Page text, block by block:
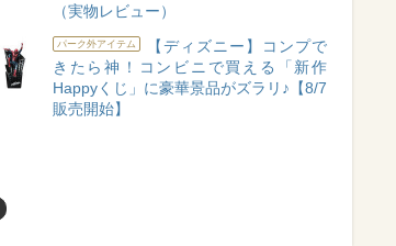
（実物レビュー）
パーク外アイテム
【ディズニー】コンプで
きたら神！コンビニで買える「新作
Happyくじ」に豪華景品がズラリ♪【8/7
販売開始】